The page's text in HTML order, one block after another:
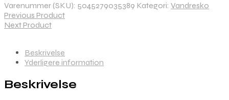
Varenummer (SKU): 5045279035389 Kategori: Vandresko
Previous Product
Next Product
Beskrivelse
Yderligere information
Beskrivelse